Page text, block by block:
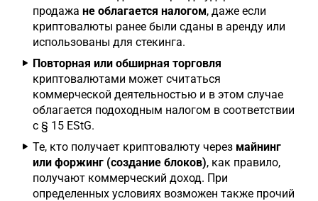
продажа не облагается налогом, даже если
криптовалюты ранее были сданы в аренду или
использованы для стекинга.
Повторная или обширная торговля
криптовалютами может считаться
коммерческой деятельностью и в этом случае
облагается подоходным налогом в соответствии
с § 15 EStG.
Те, кто получает криптовалюту через майнинг
или форжинг (создание блоков), как правило,
получают коммерческий доход. При
определенных условиях возможен также прочий